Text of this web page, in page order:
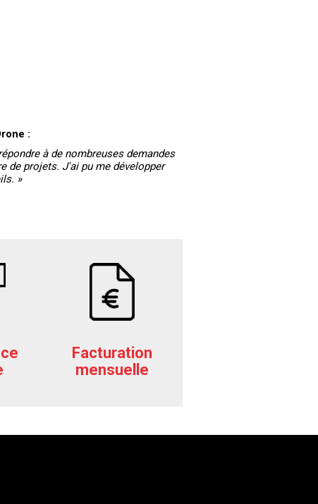
:
à de nombreuses demandes
de projets. J'ai pu me développer
»
Facturation
mensuelle